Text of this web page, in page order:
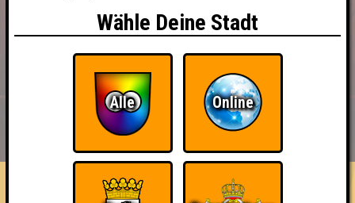
HIGHSCORE RESERVIERUNG
FAQ ÜBER UNS
Wähle Deine Stadt
Alle Online